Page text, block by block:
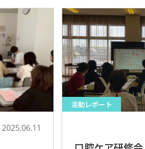
2025.06.11
活動レポート